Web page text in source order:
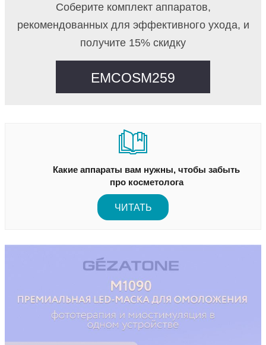
Соберите комплект аппаратов,
рекомендованных для эффективного ухода, и
получите 15% скидку
EMCOSM259
Какие аппараты вам нужны, чтобы забыть
про косметолога
ЧИТАТЬ